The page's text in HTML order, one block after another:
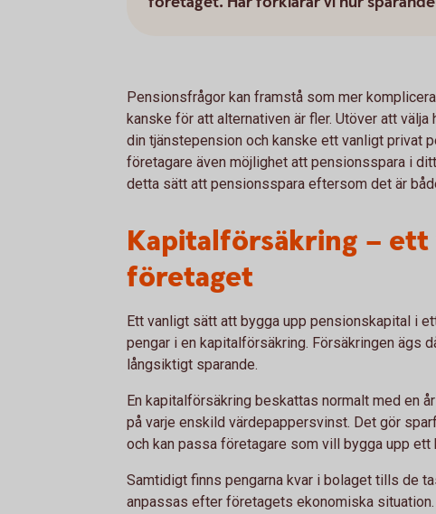
Pensionsfrågor kan framstå som mer
kanske för att alternativen är fler. Utöver att
din tjänstepension och kanske ett vanligt privat
företagare även möjlighet att pensionsspara i
detta sätt att pensionsspara eftersom det är
Kapitalförsäkring –
företaget
Ett vanligt sätt att bygga upp pensionskapital i
pengar i en kapitalförsäkring. Försäkringen ägs
långsiktigt sparande.
En kapitalförsäkring beskattas normalt med en
på varje enskild värdepappersvinst. Det gör
och kan passa företagare som vill bygga upp ett
Samtidigt finns pengarna kvar i bolaget tills de
anpassas efter företagets ekonomiska situation.